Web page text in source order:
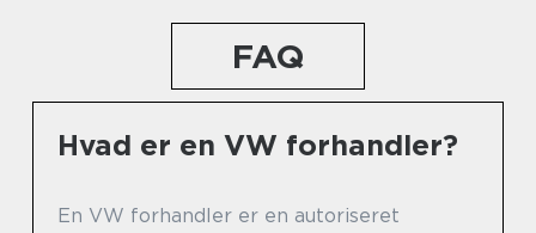
FAQ
Hvad er en VW forhandler?
En VW forhandler er en autoriseret